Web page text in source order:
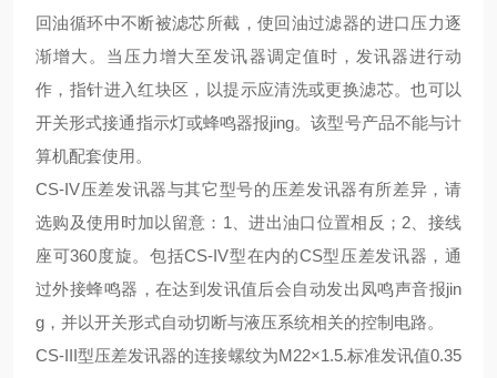
回油循环中不断被滤芯所截，使回油过滤器的进口压力逐
渐增大。当压力增大至发讯器调定值时，发讯器进行动
作，指针进入红块区，以提示应清洗或更换滤芯。也可以
开关形式接通指示灯或蜂鸣器报jing。该型号产品不能与计
算机配套使用。
CS-IV压差发讯器与其它型号的压差发讯器有所差异，请
选购及使用时加以留意： 1、进出油口位置相反； 2、 接线
座可360度旋。包括CS-IV型在内的CS型压差发讯器，通
过外接蜂鸣器，在达到发讯值后会自动发出凤鸣声音报jin
g ，并以开关形式自动切断与液压系统相关的控制电路。
CS-III型压差发讯器的连接螺纹为M22×1.5.标准发讯值0.35